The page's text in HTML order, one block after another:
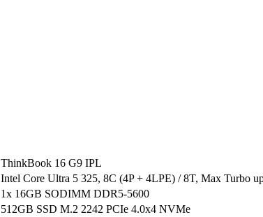
ThinkBook 16 G9 IPL
Intel Core Ultra 5 325, 8C (4P + 4LPE) / 8T, Max Turbo
1x 16GB SODIMM DDR5-5600
512GB SSD M.2 2242 PCIe 4.0x4 NVMe